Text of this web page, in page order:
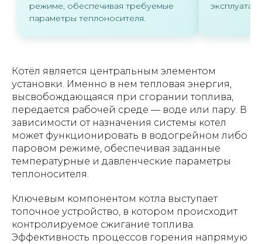
режиме, обеспечивая требуемые
параметры теплоносителя.
Котёл является центральным элементом
установки. Именно в нем тепловая энергия,
высвобождающаяся при сгорании топлива,
передается рабочей среде — воде или пару. В
зависимости от назначения системы котел
может функционировать в водогрейном либо
паровом режиме, обеспечивая заданные
температурные и давленческие параметры
теплоносителя.
Ключевым компонентом котла выступает
топочное устройство, в котором происходит
контролируемое сжигание топлива.
Эффективность процессов горения напрямую